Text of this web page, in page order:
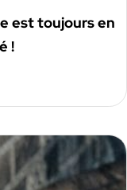
est toujours en
!